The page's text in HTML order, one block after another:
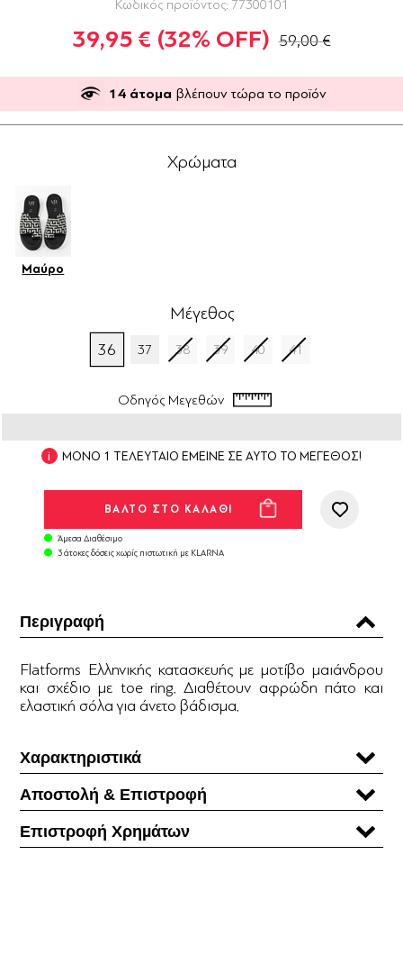
Κωδικός προϊόντος: 77300101
39,95 € (32% OFF) 59,00 €
14 άτομα βλέπουν τώρα το προϊόν
Χρώματα
Μαύρο
Μέγεθος
36 37 38 39 40 41
Οδηγός Μεγεθών
ΜΟΝΟ 1 ΤΕΛΕΥΤΑΙΟ ΕΜΕΙΝΕ ΣΕ ΑΥΤΟ ΤΟ ΜΕΓΕΘΟΣ!
Άμεσα Διαθέσιμο
3 άτοκες δόσεις χωρίς πιστωτική με KLARNA
Περιγραφή
Flatforms Ελληνικής κατασκευής με μοτίβο μαιάνδρου
και σχέδιο με toe ring. Διαθέτουν αφρώδη πάτο και
ελαστική σόλα για άνετο βάδισμα.
Χαρακτηριστικά
Αποστολή & Επιστροφή
Επιστροφή Χρηµάτων